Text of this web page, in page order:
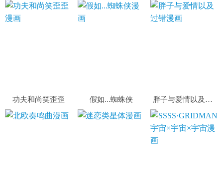
第390话 萧楠的阴影 第389话 代师收徒
第382话 七星入局 第381话 验证真伪
第380话 召唤三太奶 第379话 有仇必报
第377话 动真格
功夫和尚笑歪歪 假如...蜘蛛侠 胖子与爱情以及过错